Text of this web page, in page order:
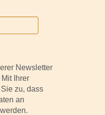
Newsletter
Ihrer
zu, dass
an